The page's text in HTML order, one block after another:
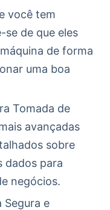
você tem
de que eles
de forma
uma boa
Tomada de
avançadas
sobre
dados para
negócios.
Segura e